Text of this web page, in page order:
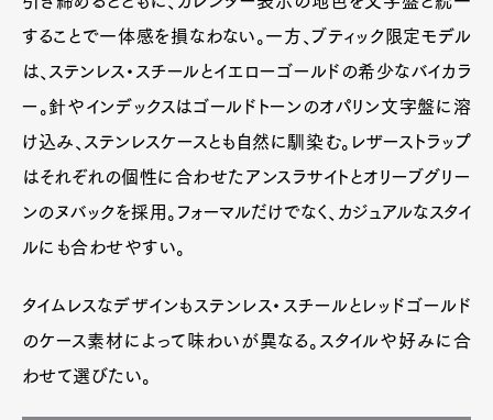
することで一体感を損なわない。一方、ブティック限定モデル
は、ステンレス・スチールとイエローゴールドの希少なバイカラ
ー。針やインデックスはゴールドトーンのオパリン文字盤に溶
け込み、ステンレスケースとも自然に馴染む。レザーストラップ
はそれぞれの個性に合わせたアンスラサイトとオリーブグリー
ンのヌバックを採用。フォーマルだけでなく、カジュアルなスタイ
ルにも合わせやすい。
タイムレスなデザインもステンレス・スチールとレッドゴールド
のケース素材によって味わいが異なる。スタイルや好みに合
わせて選びたい。